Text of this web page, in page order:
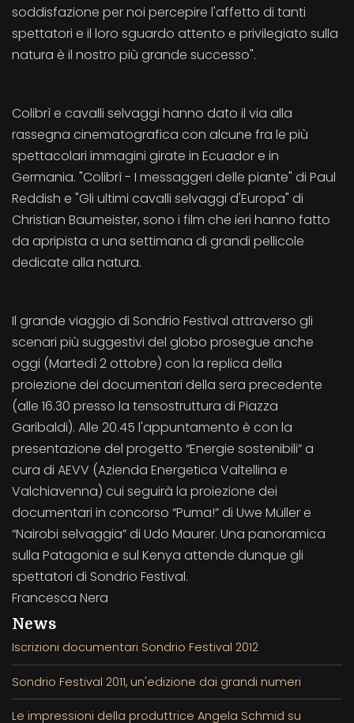
soddisfazione per noi percepire l'affetto di tanti
spettatori e il loro sguardo attento e privilegiato sulla
natura è il nostro più grande successo".
Colibrì e cavalli selvaggi hanno dato il via alla
rassegna cinematografica con alcune fra le più
spettacolari immagini girate in Ecuador e in
Germania. "Colibrì - I messaggeri delle piante" di Paul
Reddish e "Gli ultimi cavalli selvaggi d'Europa" di
Christian Baumeister, sono i film che ieri hanno fatto
da apripista a una settimana di grandi pellicole
dedicate alla natura.
Il grande viaggio di Sondrio Festival attraverso gli
scenari più suggestivi del globo prosegue anche
oggi (Martedì 2 ottobre) con la replica della
proiezione dei documentari della sera precedente
(alle 16.30 presso la tensostruttura di Piazza
Garibaldi). Alle 20.45 l'appuntamento è con la
presentazione del progetto “Energie sostenibili” a
cura di AEVV (Azienda Energetica Valtellina e
Valchiavenna) cui seguirà la proiezione dei
documentari in concorso “Puma!” di Uwe Müller e
“Nairobi selvaggia” di Udo Maurer. Una panoramica
sulla Patagonia e sul Kenya attende dunque gli
spettatori di Sondrio Festival.
Francesca Nera
News
Iscrizioni documentari Sondrio Festival 2012
Sondrio Festival 2011, un'edizione dai grandi numeri
Le impressioni della produttrice Angela Schmid su